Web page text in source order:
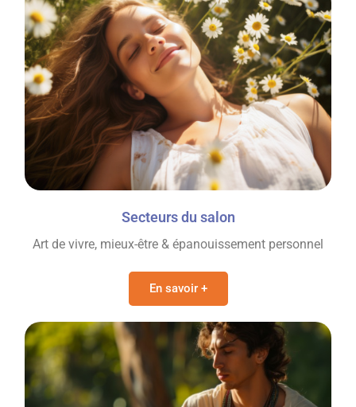
Secteurs du salon
Art de vivre, mieux-être & épanouissement personnel
En savoir +